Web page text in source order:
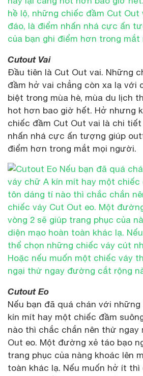
Cutout Vai
Đầu tiên là Cut Out vai. Những
đầm hở vai chẳng còn xa lạ với
biệt trong mùa hè, mùa du lịch
hot hơn bao giờ hết. Hở nhưng
chiếc đầm Cut Out vai là chi
nhấn nhá cực ấn tượng giúp
điểm hơn trong mắt mọi người.
Cutout Eo
Nếu bạn đã quá chán với
kín mít hay một chiếc đầm
nào thì chắc chắn nên thử ngay
Out eo. Một đường xẻ táo bạo
trang phục của nàng khoác lên
toàn khác lạ. Nếu muốn hở ít thì